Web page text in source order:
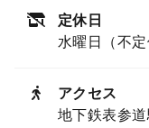
定休日
水曜日（不定
アクセス
地下鉄表参